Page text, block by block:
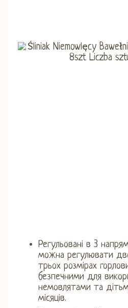
Регульовані в 3
можна регулювати
трьох розмірах
безпечними для
немовлятами та
місяців.